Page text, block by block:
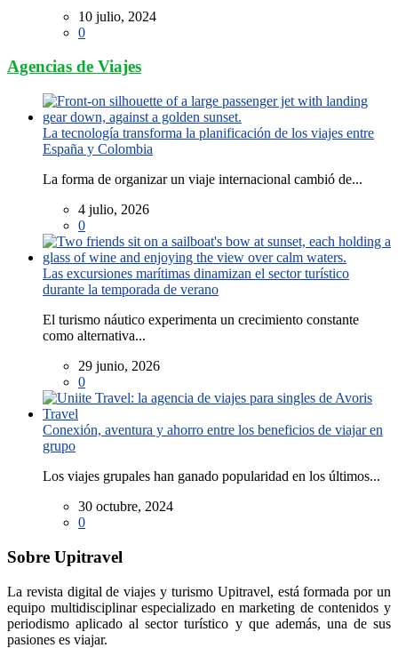
10 julio, 2024
0
Agencias de Viajes
La tecnología transforma la planificación de los viajes entre
España y Colombia
La forma de organizar un viaje internacional cambió de...
4 julio, 2026
0
Las excursiones marítimas dinamizan el sector turístico
durante la temporada de verano
El turismo náutico experimenta un crecimiento constante
como alternativa...
29 junio, 2026
0
Conexión, aventura y ahorro entre los beneficios de viajar en
grupo
Los viajes grupales han ganado popularidad en los últimos...
30 octubre, 2024
0
Sobre Upitravel
La revista digital de viajes y turismo Upitravel, está formada por un
equipo multidisciplinar especializado en marketing de contenidos y
periodismo aplicado al sector turístico y que además, una de sus
pasiones es viajar.